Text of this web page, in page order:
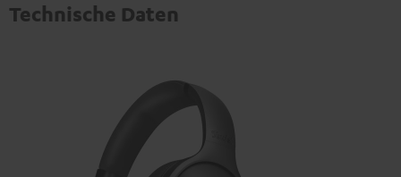
Technische Daten